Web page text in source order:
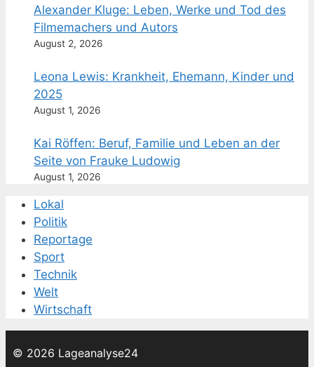
Alexander Kluge: Leben, Werke und Tod des
Filmemachers und Autors
August 2, 2026
Leona Lewis: Krankheit, Ehemann, Kinder und
2025
August 1, 2026
Kai Röffen: Beruf, Familie und Leben an der
Seite von Frauke Ludowig
August 1, 2026
Lokal
Politik
Reportage
Sport
Technik
Welt
Wirtschaft
© 2026 Lageanalyse24